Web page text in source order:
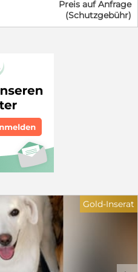
Quarantäne, aber jetzt,
sie bereit für ihre
ähnlich, nur durch
Zusammen mit ihren
In kurzer Zeit
mit weiteren Welpen
nur unkompliziert: ohne
und freut sich über
spielen, toben,
in diesem Alter
ihre Jugend in einem
in ein schönes
und gefördert wird.
mit Tieren kennen,
Wir denken, dass
dass Labrador-
Daher sollten sie
Garten verfügen.
wollen, nehmen
Preis auf Anfrage
(Schutzgebühr)
Gold-Inserat